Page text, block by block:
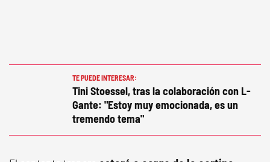
TE PUEDE INTERESAR:
Tini Stoessel, tras la colaboración con L-
Gante: "Estoy muy emocionada, es un
tremendo tema"